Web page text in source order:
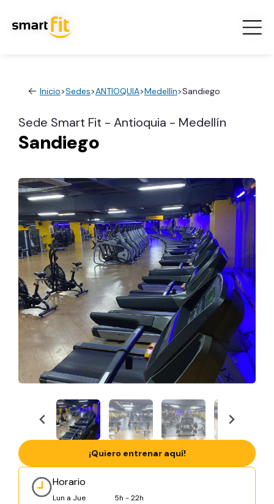
Inicio>Sedes>ANTIOQUIA>Medellín>Sandiego
Sede Smart Fit - Antioquia - Medellín
Sandiego
Horario
Lun a Jue
5h - 22h
¡Quiero entrenar aquí!